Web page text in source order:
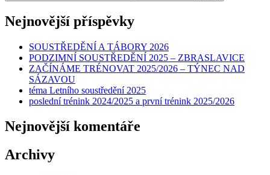
Nejnovější příspěvky
SOUSTŘEDĚNÍ A TÁBORY 2026
PODZIMNÍ SOUSTŘEDĚNÍ 2025 – ZBRASLAVICE
ZAČÍNÁME TRÉNOVAT 2025/2026 – TÝNEC NAD
SÁZAVOU
téma Letního soustředění 2025
poslední trénink 2024/2025 a první trénink 2025/2026
Nejnovější komentáře
Archivy